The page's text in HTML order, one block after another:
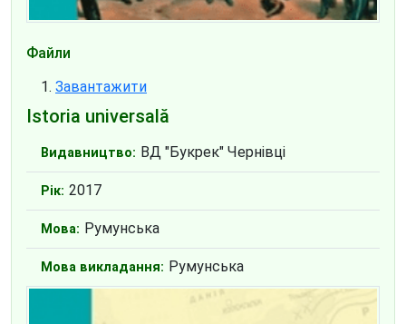
Файли
Завантажити
Istoria universală
Видавництво: ВД "Букрек" Чернівці
Рік: 2017
Мова: Румунська
Мова викладання: Румунська